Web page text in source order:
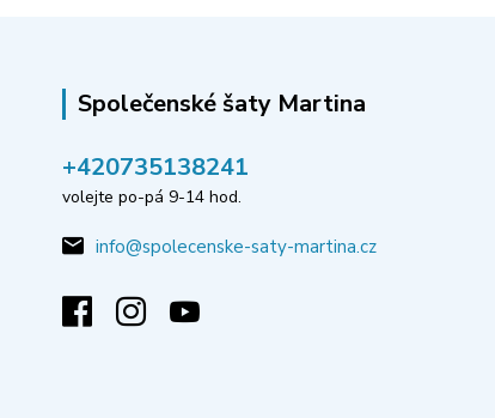
Společenské šaty Martina
‭+420735138241
volejte po-pá 9-14 hod.
info@spolecenske-saty-martina.cz